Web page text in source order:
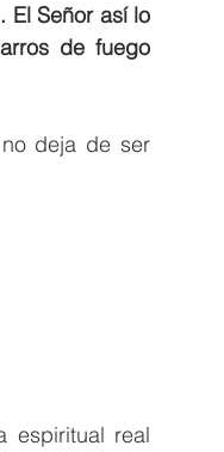
El Señor así lo
de fuego
deja de ser
espiritual real